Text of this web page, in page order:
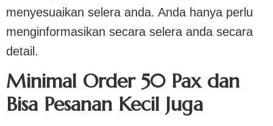
menyesuaikan selera anda. Anda hanya perlu
menginformasikan secara selera anda secara
detail.
Minimal Order 50 Pax dan
Bisa Pesanan Kecil Juga